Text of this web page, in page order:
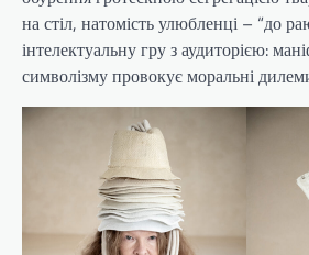
на стіл, натомість улюбленці – “до
інтелектуальну гру з аудиторією:
символізму провокує моральні